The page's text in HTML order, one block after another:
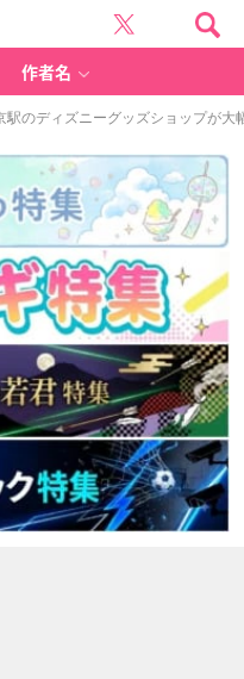
作者名
駅のディズニーグッズショップが大